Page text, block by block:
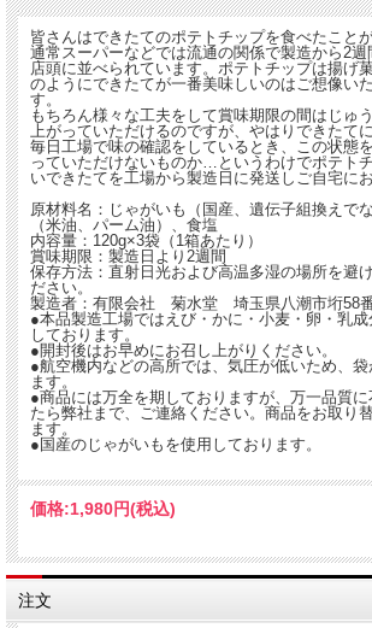
いままでなかなか召し上がれなかったできたてのポテトチ
がりいただけます。
【送料は関東近県650円/他はご利用案内をご参照ください
【配達希望日・時間について】
商品発送時にヤマト運輸の伝票番号をメールでお知らせし
ズにご登録いただくか、下記でお受け取りの日時をご指定
http://toi.kuronekoyamato.co.jp/cgi-bin/tneko
皆さんはできたてのポテトチップを食べたこと
通常スーパーなどでは流通の関係で製造から2
店頭に並べられています。ポテトチップは揚げ
のようにできたてが一番美味しいのはご想像い
す。
もちろん様々な工夫をして賞味期限の間はじゅ
上がっていただけるのですが、やはりできたて
毎日工場で味の確認をしているとき、この状態
っていただけないものか…というわけでポテト
いできたてを工場から製造日に発送しご自宅に
原材料名：じゃがいも（国産、遺伝子組換えで
（米油、パーム油）、食塩
内容量：120g×3袋（1箱あたり）
賞味期限：製造日より2週間
保存方法：直射日光および高温多湿の場所を避
ださい。
製造者：有限会社 菊水堂 埼玉県八潮市垳58
●本品製造工場ではえび・かに・小麦・卵・乳
しております。
●開封後はお早めにお召し上がりください。
●航空機内などの高所では、気圧が低いため、袋
ます。
●商品には万全を期しておりますが、万一品質
たら弊社まで、ご連絡ください。商品をお取り
ます。
●国産のじゃがいもを使用しております。
価格:1,980円(税込)
注文